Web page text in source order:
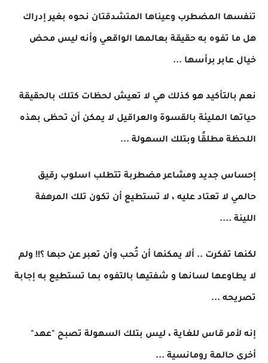
تنفسها المضطرب وعيناها المتشدقتان نحوه بغير إدراك
هل ما تفوه به حقيقة بعالمها الواقعي وأنه ليس محض
خيال عابر برأسها ...
نعم بالتأكيد هو كذلك هي لا تعيش لحظات كتلك بالحقيقة
حياتها المليئة بالقسوة والعراقيل لا يمكن أن تحظى بهذه
اللحظة مطلقًا وبتلك السهولة ...
إحساس جديد ومشاعر مضطربة تتطلب اسلوب رقيق
حالمي لا تعتاد عليه ، لا تستطيع أن تكون تلك المرهفة
اللينة ....
لكنها تفكرت .. ألا يمكنها أن تُحب وأن تعبر عن حبها ؟!! ولم
لا يطاوعها لسانها و شفتيها بالتفوه بما تستطيع به إجابة
تصريحه ...
إنه لأمر قاس للغاية ، ليس بتلك السهولة تصبح "عهد"
أخرى حالمة رومانسية ...